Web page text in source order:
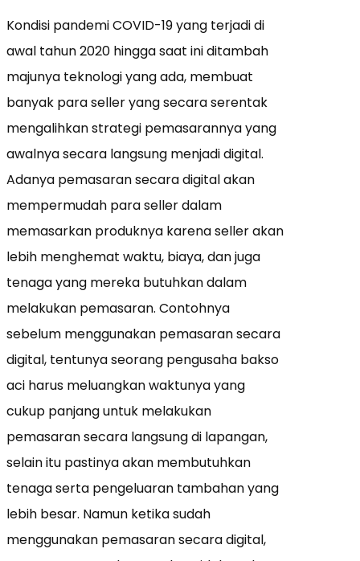
Kondisi pandemi COVID-19 yang terjadi di
awal tahun 2020 hingga saat ini ditambah
majunya teknologi yang ada, membuat
banyak para seller yang secara serentak
mengalihkan strategi pemasarannya yang
awalnya secara langsung menjadi digital.
Adanya pemasaran secara digital akan
mempermudah para seller dalam
memasarkan produknya karena seller akan
lebih menghemat waktu, biaya, dan juga
tenaga yang mereka butuhkan dalam
melakukan pemasaran. Contohnya
sebelum menggunakan pemasaran secara
digital, tentunya seorang pengusaha bakso
aci harus meluangkan waktunya yang
cukup panjang untuk melakukan
pemasaran secara langsung di lapangan,
selain itu pastinya akan membutuhkan
tenaga serta pengeluaran tambahan yang
lebih besar. Namun ketika sudah
menggunakan pemasaran secara digital,